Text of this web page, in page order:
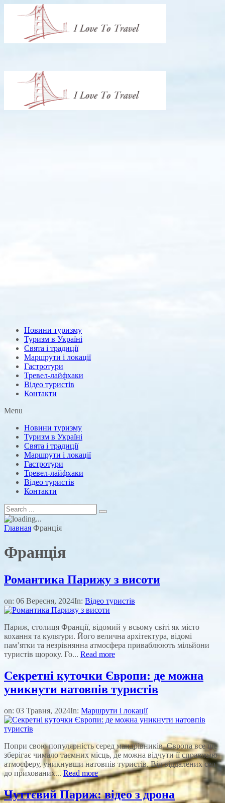
Новини туризму
Туризм в Україні
Свята і традиції
Маршрути і локації
Гастротури
Тревел-лайфхаки
Відео туристів
Контакти
Menu
Новини туризму
Туризм в Україні
Свята і традиції
Маршрути і локації
Гастротури
Тревел-лайфхаки
Відео туристів
Контакти
Главная Франція
Франція
Романтика Парижу з висоти
on: 06 Вересня, 2024In: Відео туристів
Париж, столиця Франції, відомий у всьому світі як місто
кохання та культури. Його велична архітектура, відомі
пам’ятки та незрівнянна атмосфера приваблюють мільйони
туристів щороку. Го... Read more
Секретні куточки Європи: де можна
уникнути натовпів туристів
on: 03 Травня, 2024In: Маршрути і локації
Попри свою популярність серед мандрівників, Європа все ще
зберігає чимало таємних місць, де можна відчути її справжню
атмосферу, уникнувши натовпів туристів. Від віддалених сел
до прихованих... Read more
Чуттєвий Париж: відео з дрона